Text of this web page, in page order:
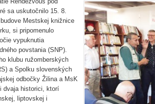
sa uskutočnilo 15. 8.
Mestskej knižnice
si pripomenulo
vypuknutia
povstania (SNP).
klubu ružomberských
a Spolku slovenských
odbočky Žilina a MsK
dvaja historici, ktorí
liptovskej i